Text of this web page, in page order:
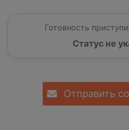
Готовность
Статус не
Отправить